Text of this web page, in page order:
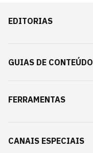
EDITORIAS
GUIAS DE CONTEÚDO
FERRAMENTAS
CANAIS ESPECIAIS